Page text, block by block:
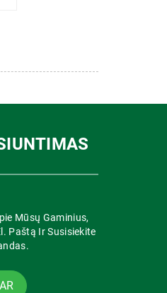
Mūsų Gaminius,
Paštą Ir Susisiekite